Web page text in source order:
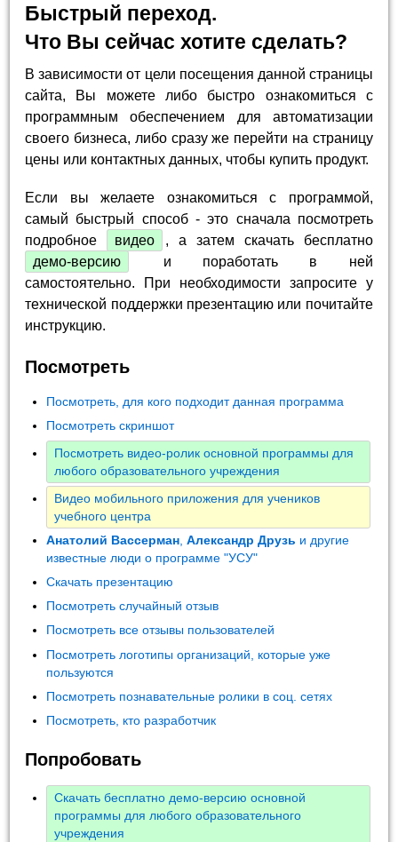
Быстрый переход.
Что Вы сейчас хотите сделать?
В зависимости от цели посещения данной страницы
сайта, Вы можете либо быстро ознакомиться с
программным обеспечением для автоматизации
своего бизнеса, либо сразу же перейти на страницу
цены или контактных данных, чтобы купить продукт.
Если вы желаете ознакомиться с программой,
самый быстрый способ - это сначала посмотреть
подробное
видео
, а затем скачать бесплатно
демо-версию
и поработать в ней
самостоятельно. При необходимости запросите у
технической поддержки презентацию или почитайте
инструкцию.
Посмотреть
Посмотреть, для кого подходит данная программа
Посмотреть скриншот
Посмотреть видео-ролик основной программы для
любого образовательного учреждения
Видео мобильного приложения для учеников
учебного центра
Анатолий Вассерман ,Александр Друзь и другие
известные люди о программе "УСУ"
Скачать презентацию
Посмотреть случайный отзыв
Посмотреть все отзывы пользователей
Посмотреть логотипы организаций, которые уже
пользуются
Посмотреть познавательные ролики в соц. сетях
Посмотреть, кто разработчик
Попробовать
Скачать бесплатно демо-версию основной
программы для любого образовательного
учреждения